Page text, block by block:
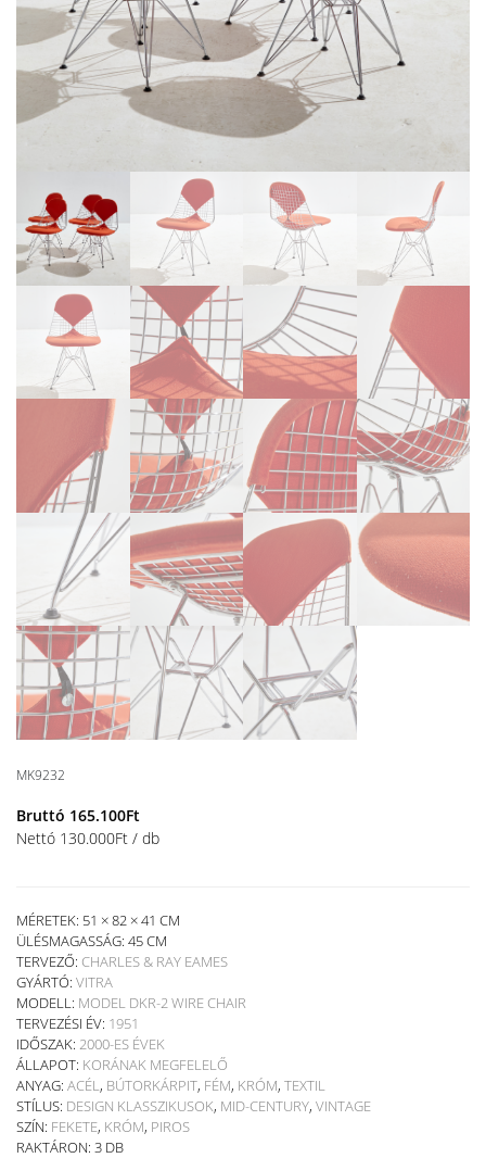
MK9232
Bruttó 165.100Ft
Nettó 130.000Ft / db
MÉRETEK: 51 × 82 × 41 CM
ÜLÉSMAGASSÁG: 45 CM
TERVEZŐ: CHARLES & RAY EAMES
GYÁRTÓ: VITRA
MODELL: MODEL DKR-2 WIRE CHAIR
TERVEZÉSI ÉV: 1951
IDŐSZAK: 2000-ES ÉVEK
ÁLLAPOT: KORÁNAK MEGFELELŐ
ANYAG: ACÉL, BÚTORKÁRPIT, FÉM, KRÓM, TEXTIL
STÍLUS: DESIGN KLASSZIKUSOK, MID-CENTURY, VINTAGE
SZÍN: FEKETE, KRÓM, PIROS
RAKTÁRON: 3 DB